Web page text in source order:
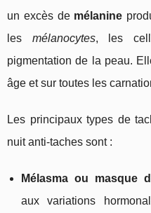
un excès de mélanine
les mélanocytes, les
pigmentation de la peau.
âge et sur toutes les
Les principaux types de
nuit anti-taches sont :
Mélasma ou masque
aux variations